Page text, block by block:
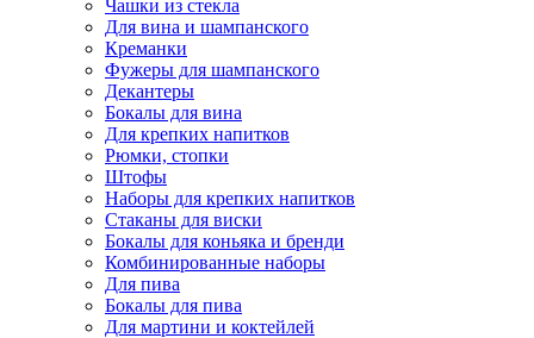
Чашки из стекла
Для вина и шампанского
Креманки
Фужеры для шампанского
Декантеры
Бокалы для вина
Для крепких напитков
Рюмки, стопки
Штофы
Наборы для крепких напитков
Стаканы для виски
Бокалы для коньяка и бренди
Комбинированные наборы
Для пива
Бокалы для пива
Для мартини и коктейлей